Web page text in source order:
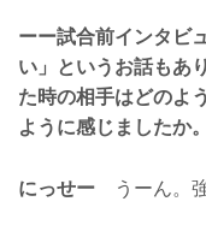
ーー試合前インタビ
い」というお話もあ
た時の相手はどのよ
ように感じましたか。
にっせー うーん。